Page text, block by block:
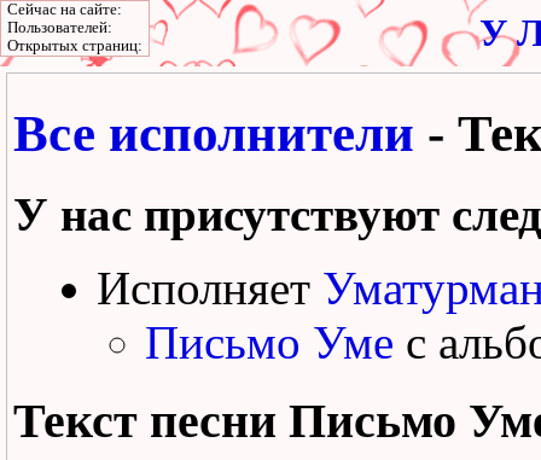
У
Все исполнители -
У нас присутствуют
Исполняет
Письмо Уме с
Текст песни Письмо
Сейчас на сайте:
Пользователей:
Открытых страниц: